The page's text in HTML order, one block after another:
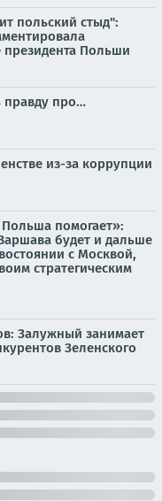
польский стыд":
президента Польши
про…
из-за коррупции
помогает»:
будет и дальше
с Москвой,
стратегическим
Залужный занимает
Зеленского